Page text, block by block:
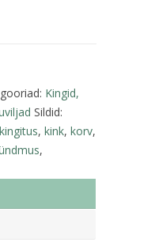
Kingid,
Sildid:
kingitus, kink, korv,
,